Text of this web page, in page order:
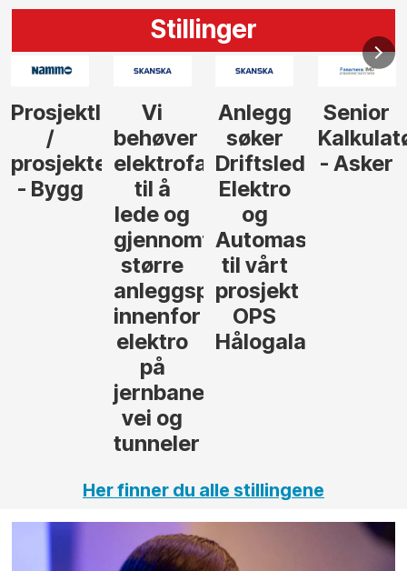
Stillinger
Anlegg
søker
Driftsleder
Elektro
Automasjon
Hålogalandsvegen
Senior
Kalkulatør
- Asker
Senior
Tilbudsleder
Anlegg
- Oslo
Her finner du alle stillingene